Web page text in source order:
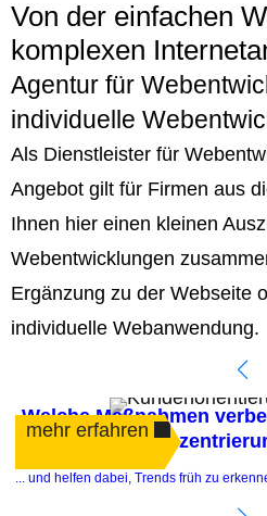
Von der einfachen
komplexen
Agentur für
individuelle
Als Dienstleister für
Angebot gilt für Firmen aus
Ihnen hier einen kleinen
Webentwicklungen
Ergänzung zu der Webseite
individuelle Webanwendung.
Welche Maßnahmen
mehr erfahren
... und helfen dabei, Trends früh zu